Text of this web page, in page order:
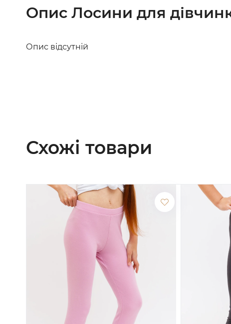
Опис Лосини для
Опис відсутній
Схожі товари